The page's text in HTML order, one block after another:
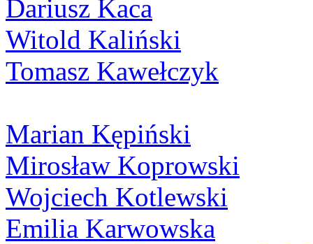
Dariusz Kaca
Witold Kaliński
Tomasz Kawełczyk
Marian Kępiński
Mirosław Koprowski
Wojciech Kotlewski
Emilia Karwowska